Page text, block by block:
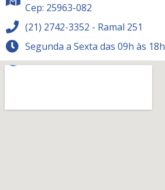
Cep: 25963-082
(21) 2742-3352 - Ramal 251
Segunda a Sexta das 09h às 18h